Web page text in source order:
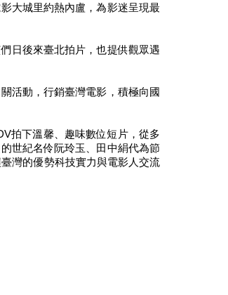
大城里約熱內盧，為影迷呈現最
日後來臺北拍片，也提供觀眾遇
活動，行銷臺灣電影，積極向國
拍下溫馨、趣味數位短片，從多
世紀名伶阮玲玉、田中絹代為節
灣的優勢科技實力與電影人交流